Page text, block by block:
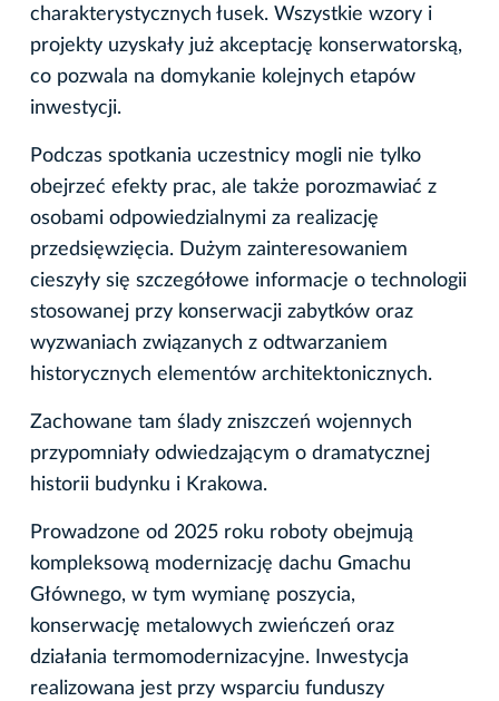
charakterystycznych łusek. Wszystkie wzory i
projekty uzyskały już akceptację konserwatorską,
co pozwala na domykanie kolejnych etapów
inwestycji.
Podczas spotkania uczestnicy mogli nie tylko
obejrzeć efekty prac, ale także porozmawiać z
osobami odpowiedzialnymi za realizację
przedsięwzięcia. Dużym zainteresowaniem
cieszyły się szczegółowe informacje o technologii
stosowanej przy konserwacji zabytków oraz
wyzwaniach związanych z odtwarzaniem
historycznych elementów architektonicznych.
Zachowane tam ślady zniszczeń wojennych
przypomniały odwiedzającym o dramatycznej
historii budynku i Krakowa.
Prowadzone od 2025 roku roboty obejmują
kompleksową modernizację dachu Gmachu
Głównego, w tym wymianę poszycia,
konserwację metalowych zwieńczeń oraz
działania termomodernizacyjne. Inwestycja
realizowana jest przy wsparciu funduszy